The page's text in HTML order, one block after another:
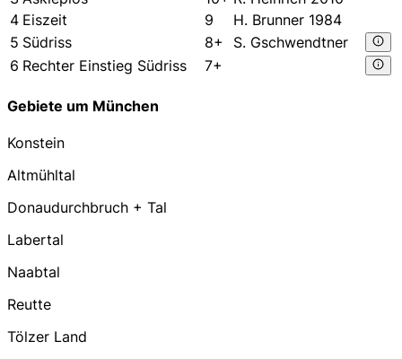
4 Eiszeit 9
H. Brunner 1984
5 Südriss 8+
S. Gschwendtner
6 Rechter Einstieg Südriss 7+
Gebiete um München
Konstein
Altmühltal
Donaudurchbruch + Tal
Labertal
Naabtal
Reutte
Tölzer Land